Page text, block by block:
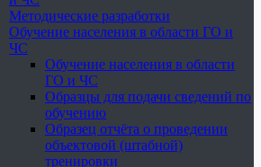
Методические разработки
Обучение населения в области ГО и
ЧС
Обучение населения в области
ГО и ЧС
Образцы для подачи сведений по
обучению
Образец отчёта о проведении
объектовой (штабной)
тренировки